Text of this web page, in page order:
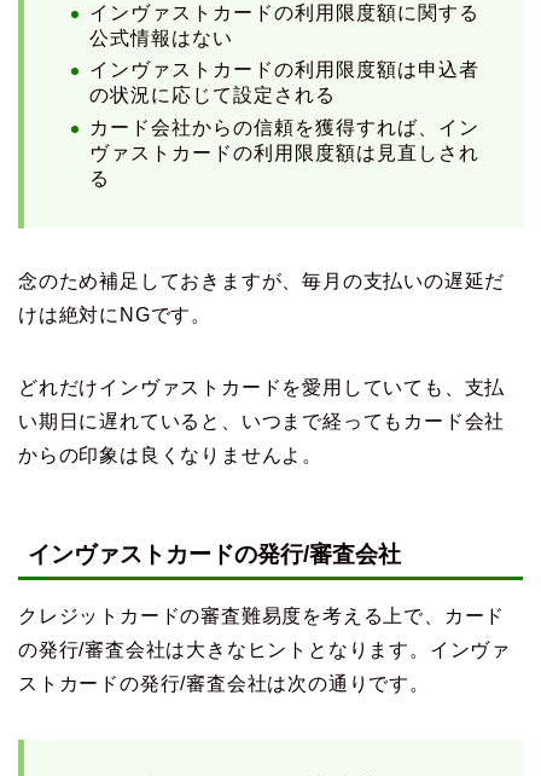
インヴァストカードの利用限度額に関する
公式情報はない
インヴァストカードの利用限度額は申込者
の状況に応じて設定される
カード会社からの信頼を獲得すれば、イン
ヴァストカードの利用限度額は見直しされ
る
念のため補足しておきますが、毎月の支払いの遅延だ
けは絶対にNGです。
どれだけインヴァストカードを愛用していても、支払
い期日に遅れていると、いつまで経ってもカード会社
からの印象は良くなりませんよ。
インヴァストカードの発行/審査会社
クレジットカードの審査難易度を考える上で、カード
の発行/審査会社は大きなヒントとなります。インヴァ
ストカードの発行/審査会社は次の通りです。